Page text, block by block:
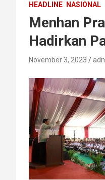
HEADLINE NASIONAL
Menhan
Hadirkan
November 3, 2023